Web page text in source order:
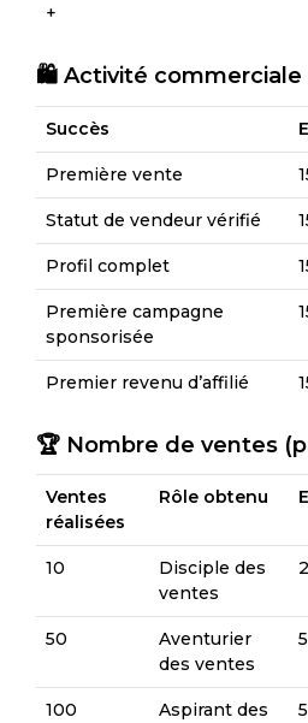
+
🛍️ Activité commerciale
Succès
Première vente
Statut de vendeur vérifié
Profil complet
Première campagne
sponsorisée
Premier revenu d’affilié
🏆 Nombre de ventes
Ventes
réalisées
Rôle obtenu
10
Disciple des
ventes
50
Aventurier
des ventes
100
Aspirant des